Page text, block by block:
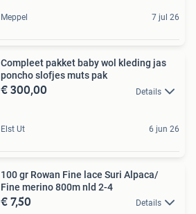
Meppel 7 jul 26
Compleet pakket baby wol kleding jas
poncho slofjes muts pak
€ 300,00 Details
Elst Ut 6 jun 26
100 gr Rowan Fine lace Suri Alpaca/
Fine merino 800m nld 2-4
€ 7,50 Details